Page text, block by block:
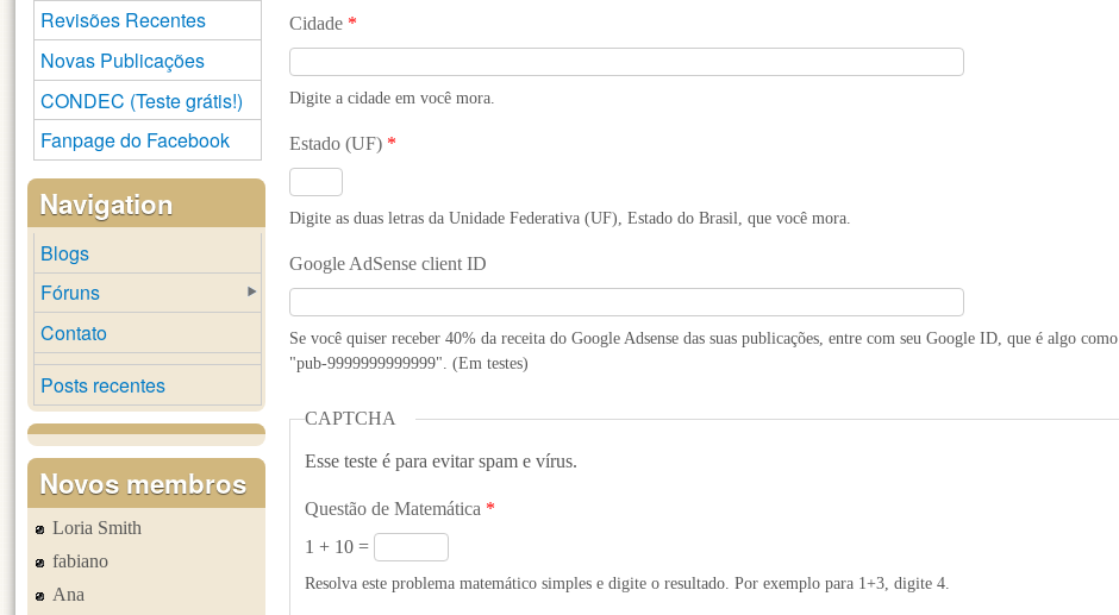
Cidade *
Digite a cidade em você mora.
Estado (UF) *
Digite as duas letras da Unidade Federativa (UF), Estado do Brasil, que você mora.
Google AdSense client ID
Se você quiser receber 40% da receita do Google Adsense das suas publicações, entre com seu Google ID, que é algo como
"pub-9999999999999". (Em testes)
CAPTCHA
Esse teste é para evitar spam e vírus.
Questão de Matemática *
1 + 10 =
Resolva este problema matemático simples e digite o resultado. Por exemplo para 1+3, digite 4.
Revisões Recentes
Novas Publicações
CONDEC (Teste grátis!)
Fanpage do Facebook
Navigation
Blogs
Fóruns
Contato
Posts recentes
Novos membros
Loria Smith
fabiano
Ana